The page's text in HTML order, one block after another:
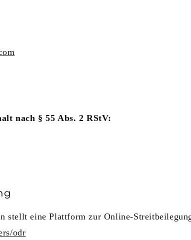
nach § 55 Abs. 2 RStV:
stellt eine Plattform zur Online-
odr